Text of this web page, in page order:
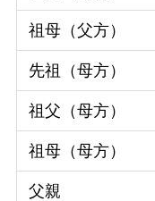
祖母（父方）
先祖（母方）
祖父（母方）
祖母（母方）
父親